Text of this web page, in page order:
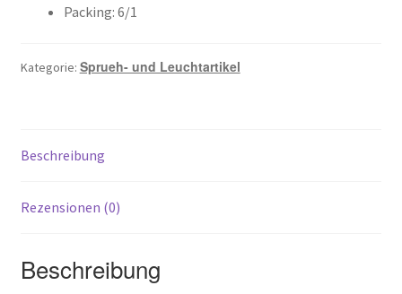
Packing: 6/1
Kategorie: Sprueh- und Leuchtartikel
Beschreibung
Rezensionen (0)
Beschreibung